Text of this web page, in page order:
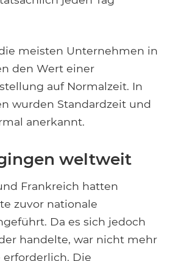
meisten Unternehmen in
den Wert einer
auf Normalzeit. In
wurden Standardzeit und
anerkannt.
weltweit
Frankreich hatten
zuvor nationale
Da es sich jedoch
handelte, war nicht mehr
erforderlich. Die